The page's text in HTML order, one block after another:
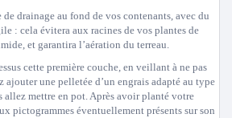
drainage au fond de vos contenants, avec du
: cela évitera aux racines de vos plantes de
et garantira l’aération du terreau.
cette première couche, en veillant à ne pas
ajouter une pelletée d’un engrais adapté au type
allez mettre en pot. Après avoir planté votre
pictogrammes éventuellement présents sur son